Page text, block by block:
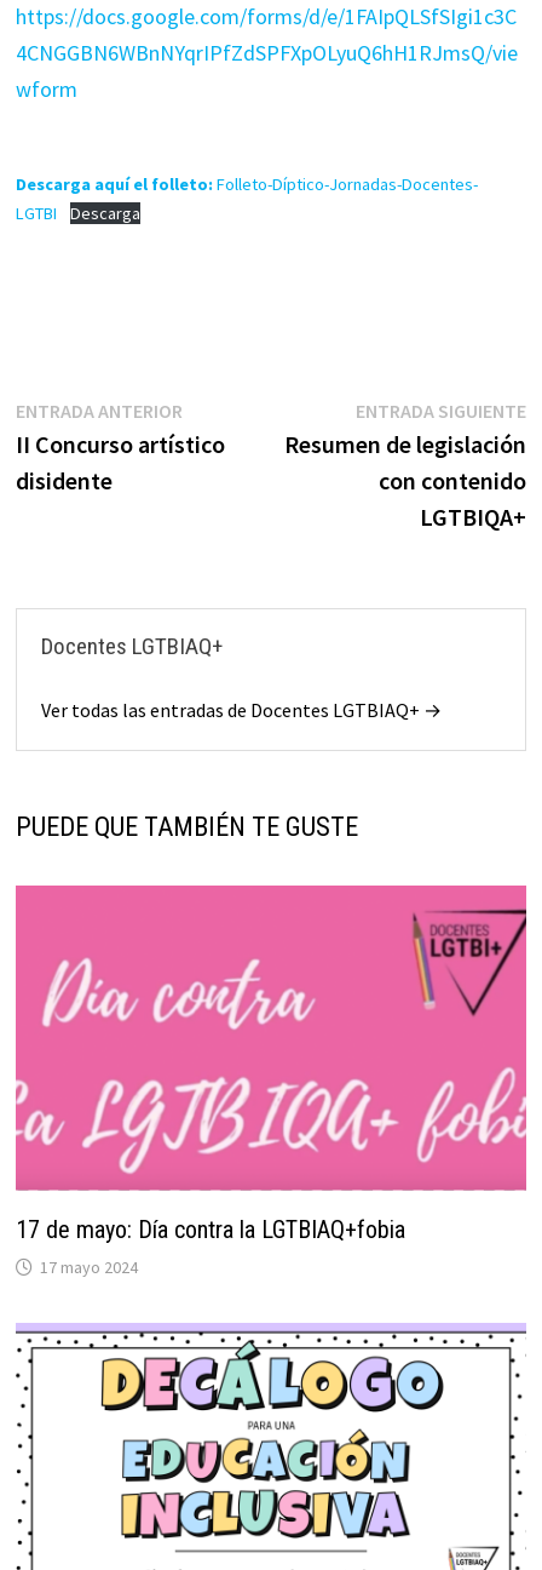
https://docs.google.com/forms/d/e/1FAIpQLSfSIgi1c3C
4CNGGBN6WBnNYqrIPfZdSPFXpOLyuQ6hH1RJmsQ/vie
wform
Descarga aquí el folleto:Folleto-Díptico-Jornadas-Docentes-
LGTBI
Descarga
Navegación
de
ENTRADA ANTERIOREntrada
anterior:
II Concurso artístico
disidente
ENTRADA SIGUIENTE
Resumen de legislación
con contenido
LGTBIQA+
Docentes LGTBIAQ+
Ver todas las entradas de Docentes LGTBIAQ+ →
PUEDE QUE TAMBIÉN TE GUSTE
17 de mayo: Día contra la LGTBIAQ+fobia
17 mayo 2024